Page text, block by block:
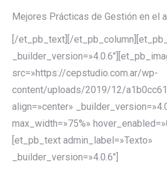
Mejores Prácticas de Gestión en el
[/et_pb_text][/
src=»https://cepstudio.com.ar/wp-
content/uploads/2019/12/
align=»center»
max_width=»75%»
[et_pb_text admin_label=»Texto»
_builder_version=»4.0.6″]